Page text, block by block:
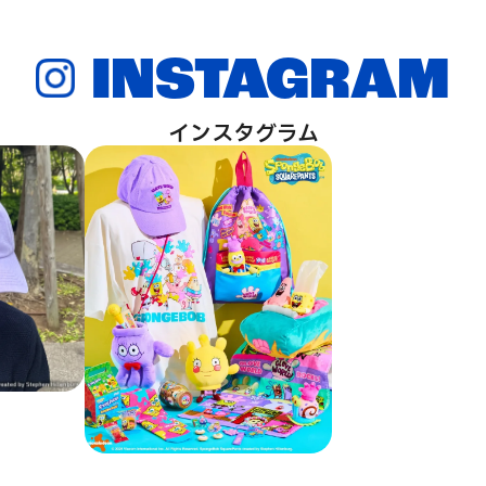
INSTAGRAM
インスタグラム